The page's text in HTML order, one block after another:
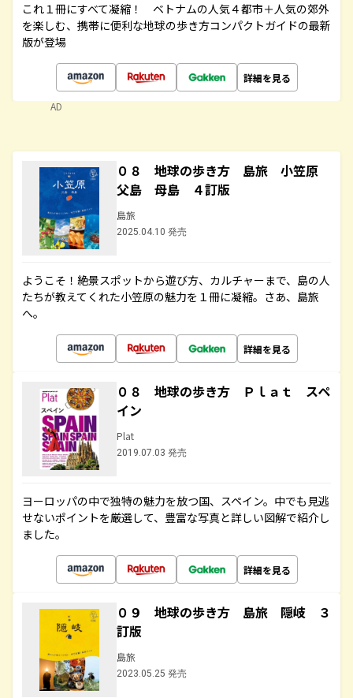
これ１冊にすべて凝縮！ ベトナムの人気４都市＋人気の郊外
を楽しむ、携帯に便利な地球の歩き方コンパクトガイドの最新
版が登場
詳細を見る
AD
０８ 地球の歩き方 島旅 小笠原
父島 母島 ４訂版
島旅
2025.04.10 発売
ようこそ！絶景スポットから遊び方、カルチャーまで、島の人
たちが教えてくれた小笠原の魅力を１冊に凝縮。さあ、島旅
へ。
詳細を見る
０８ 地球の歩き方 Ｐｌａｔ スペ
イン
Plat
2019.07.03 発売
ヨーロッパの中で独特の魅力を放つ国、スペイン。中でも見逃
せないポイントを厳選して、豊富な写真と詳しい図解で紹介し
ました。
詳細を見る
０９ 地球の歩き方 島旅 隠岐 ３
訂版
島旅
2023.05.25 発売